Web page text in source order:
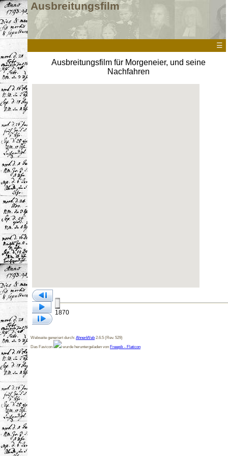
Ausbreitungsfilm
☰
Ausbreitungsfilm für Morgeneier, und seine
Nachfahren
1870
Webseite generiert durch: AhnenWeb 2.6.5 (Rev. 529)
Das Favicon
wurde heruntergeladen von Freepik - Flaticon